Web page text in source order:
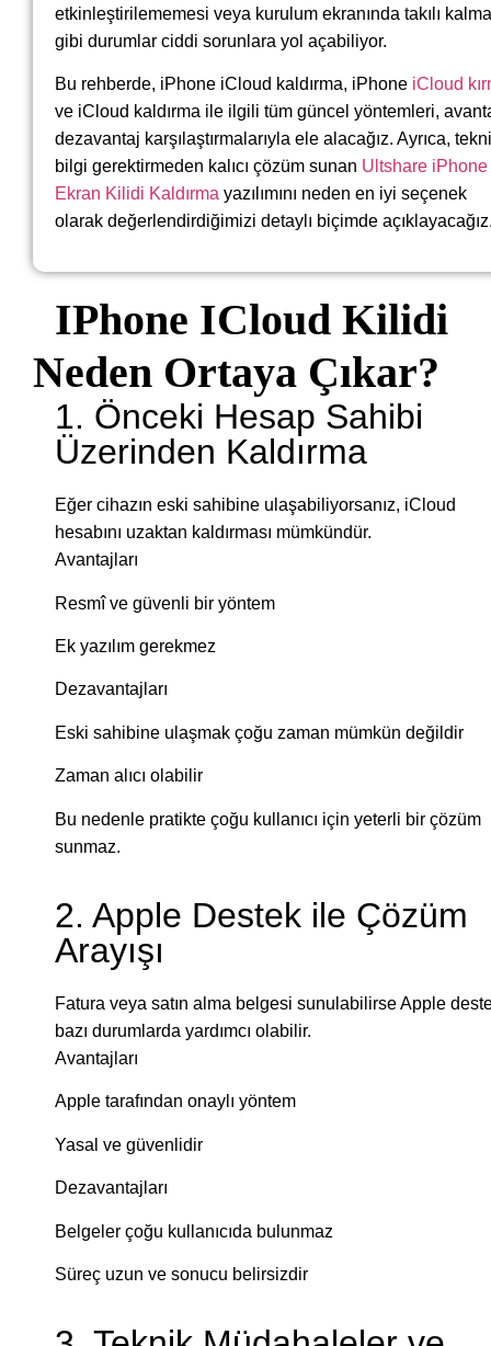
etkinleştirilememesi veya kurulum ekranında takılı kalma
gibi durumlar ciddi sorunlara yol açabiliyor.
Bu rehberde, iPhone iCloud kaldırma, iPhone iCloud
ve iCloud kaldırma ile ilgili tüm güncel yöntemleri,
dezavantaj karşılaştırmalarıyla ele alacağız. Ayrıca,
bilgi gerektirmeden kalıcı çözüm sunan Ultshare iPhone
Ekran Kilidi Kaldırma yazılımını neden en iyi seçenek
olarak değerlendirdiğimizi detaylı biçimde
IPhone ICloud Kilidi
Neden Ortaya Çıkar?
1. Önceki Hesap Sahibi
Üzerinden Kaldırma
Eğer cihazın eski sahibine ulaşabiliyorsanız, iCloud
hesabını uzaktan kaldırması mümkündür.
Avantajları
Resmî ve güvenli bir yöntem
Ek yazılım gerekmez
Dezavantajları
Eski sahibine ulaşmak çoğu zaman mümkün değildir
Zaman alıcı olabilir
Bu nedenle pratikte çoğu kullanıcı için yeterli bir çözüm
sunmaz.
2. Apple Destek ile Çözüm
Arayışı
Fatura veya satın alma belgesi sunulabilirse Apple
bazı durumlarda yardımcı olabilir.
Avantajları
Apple tarafından onaylı yöntem
Yasal ve güvenlidir
Dezavantajları
Belgeler çoğu kullanıcıda bulunmaz
Süreç uzun ve sonucu belirsizdir